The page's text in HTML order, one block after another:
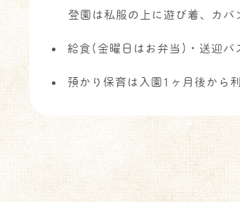
登園は私服の上に遊び着、カ
給食(金曜日はお弁当)・送迎バ
預かり保育は入園1ヶ月後から